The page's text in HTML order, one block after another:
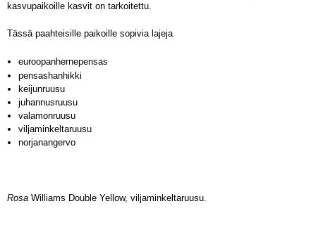
kasvupaikoille kasvit on tarkoitettu.
Tässä paahteisille paikoille sopivia lajeja
euroopanhernepensas
pensashanhikki
keijunruusu
juhannusruusu
valamonruusu
viljaminkeltaruusu
norjanangervo
Rosa Williams Double Yellow, viljaminkeltaruusu.